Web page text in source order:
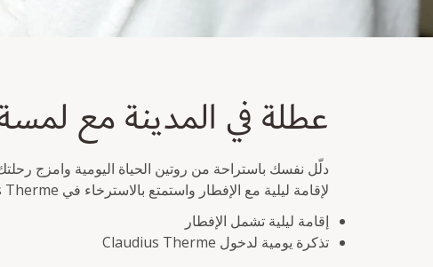
إقامة ليلية تشمل الإفطار
تذكرة يومية لدخول Claudius Therme
عطلة في المدينة مع
دلّل نفسك باستراحة من روتين الحياة اليومية وامزج رحلتك
لإقامة ليلية مع الإفطار واستمتع بالاسترخاء في Claudius Therme ليوم مليء بالراحة والهدوء.
إقامة ليلية تشمل الإفطار
تذكرة يومية لدخول Claudius Therme